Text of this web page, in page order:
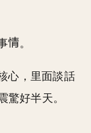
。
心，里面談話
驚好半天。